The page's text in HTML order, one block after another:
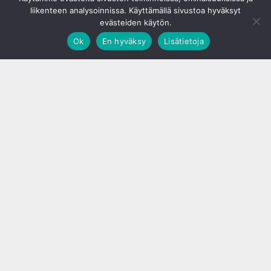
liikenteen analysoinnissa. Käyttämällä sivustoa hyväksyt
evästeiden käytön.
Ok
En hyväksy Lisätietoja